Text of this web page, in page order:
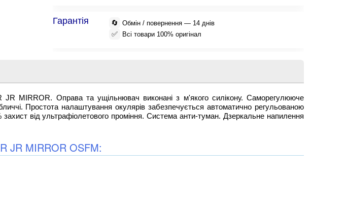
Гарантія 🔄 Обмін / повернення — 14 днів
✅ Всі товари 100% оригінал
MIRROR. Оправа та ущільнювач виконані з м'якого силікону. Саморегулююче
Простота налаштування окулярів забезпечується автоматично регульованою
від ультрафіолетового проміння. Система анти-туман. Дзеркальне напилення
JR MIRROR OSFM: